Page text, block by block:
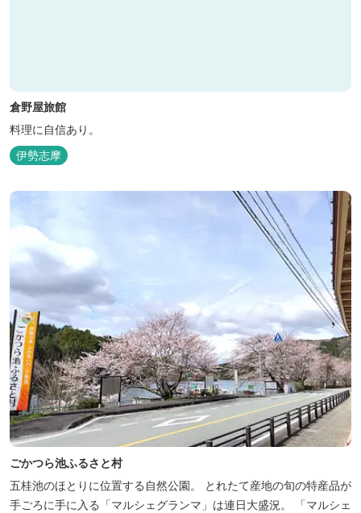
倉野屋旅館
料理に自信あり。
伊勢志摩
ごかつら池ふるさと村
五桂池のほとりに位置する自然公園。 とれたて産地の旬の特産品が
手ごろに手に入る「マルシェグランマ」は連日大盛況。 「マルシェ